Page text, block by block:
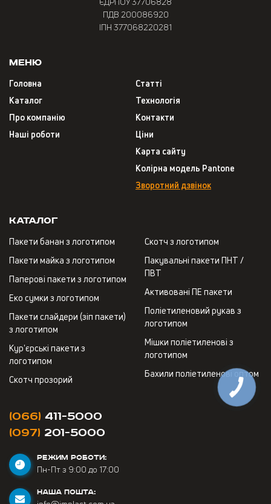
ПДВ 200086920
ІПН 377068220281
Меню
Головна
Каталог
Про компанію
Наші роботи
Статті
Технологія
Контакти
Ціни
Карта сайту
Колірна модель Pantone
Зворотний дзвінок
Каталог
Пакети банан з логотипом
Пакети майка з логотипом
Паперові пакети з логотипом
Еко сумки з логотипом
Пакети слайдери (зіп пакети)
з логотипом
Кур'єрські пакети з
логотипом
Скотч прозорий
Скотч з логотипом
Пакувальні пакети ПНТ /
ПВТ
Активовані ПЕ пакети
Поліетиленовий рукав з
логотипом
Мішки поліетиленові з
логотипом
Бахили поліетиленові оптом
(066) 411-5000
(097) 201-5000
РЕЖИМ РОБОТИ:
Пн-Пт з 9:00 до 17:00
НАША ПОШТА: